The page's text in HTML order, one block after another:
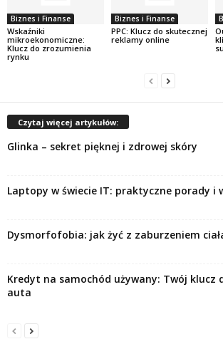
Biznes i Finanse
Wskaźniki
mikroekonomiczne:
Klucz do zrozumienia
rynku
Biznes i Finanse
PPC: Klucz do skutecznej
reklamy online
Czytaj więcej artykułów:
Glinka – sekret pięknej i zdrowej skóry
Laptopy w świecie IT: praktyczne porady i
Dysmorfofobia: jak żyć z zaburzeniem
Kredyt na samochód używany: Twój klucz
auta